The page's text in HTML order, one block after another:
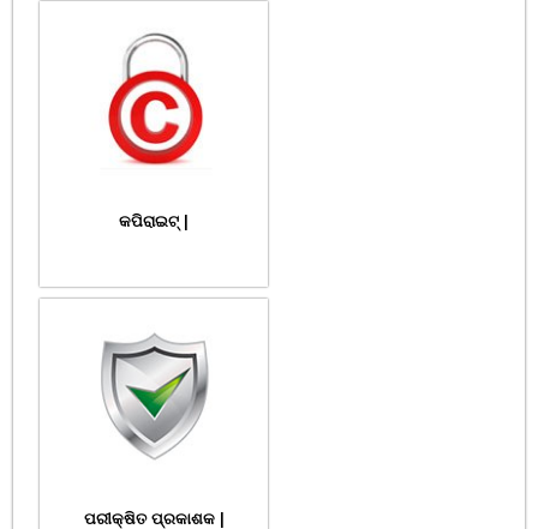
କପିରାଇଟ୍ |
ପରୀକ୍ଷିତ ପ୍ରକାଶକ |